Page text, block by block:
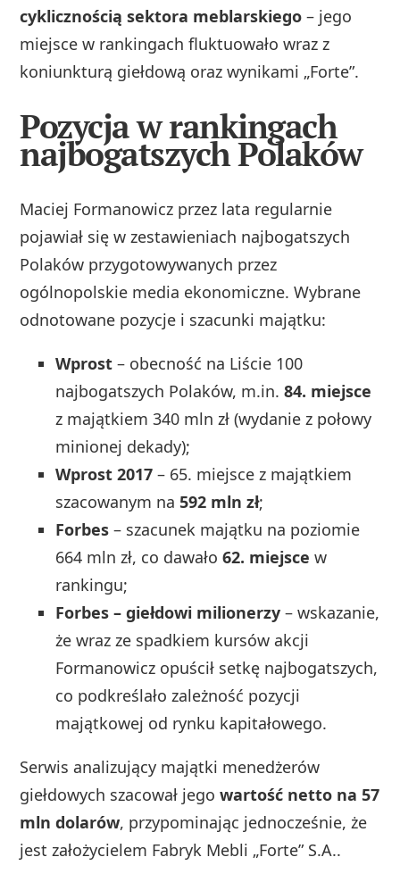
cyklicznością sektora meblarskiego – jego
miejsce w rankingach fluktuowało wraz z
koniunkturą giełdową oraz wynikami „Forte”.
Pozycja w rankingach
najbogatszych Polaków
Maciej Formanowicz przez lata regularnie
pojawiał się w zestawieniach najbogatszych
Polaków przygotowywanych przez
ogólnopolskie media ekonomiczne. Wybrane
odnotowane pozycje i szacunki majątku:
Wprost – obecność na Liście 100
najbogatszych Polaków, m.in.84. miejsce
z majątkiem 340 mln zł (wydanie z połowy
minionej dekady);
Wprost 2017 – 65. miejsce z majątkiem
szacowanym na592 mln zł;
Forbes – szacunek majątku na poziomie
664 mln zł, co dawało62. miejsce w
rankingu;
Forbes – giełdowi milionerzy – wskazanie,
że wraz ze spadkiem kursów akcji
Formanowicz opuścił setkę najbogatszych,
co podkreślało zależność pozycji
majątkowej od rynku kapitałowego.
Serwis analizujący majątki menedżerów
giełdowych szacował jegowartość netto na 57
mln dolarów, przypominając jednocześnie, że
jest założycielem Fabryk Mebli „Forte” S.A..